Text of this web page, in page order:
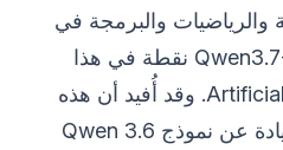
والرياضيات والبرمجة في
نقطة في هذا
المؤشر، وفقًا لـ Artificial Analysis. وقد أُفيد أن هذه
القفزة تمثل خمس نقاط زيادة عن نموذج Qwen 3.6